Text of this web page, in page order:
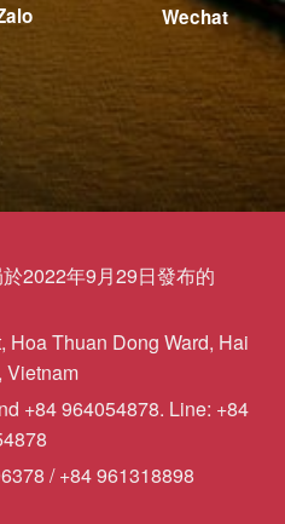
Wechat
2022年9月29日發布的
Hoa Thuan Dong Ward, Hai
Vietnam
+84 964054878. Line: +84
/ +84 961318898